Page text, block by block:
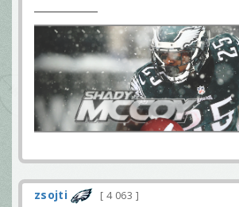
zsojti 4 063